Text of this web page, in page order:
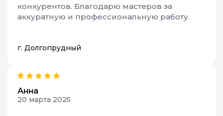
конкурентов. Благодарю мастеров за
аккуратную и профессиональную работу.
г. Долгопрудный
Анна
20 марта 2025